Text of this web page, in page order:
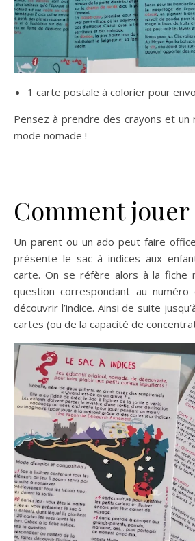
1 carte postale à colorier pour
Pensez à prendre des crayons et un
mode nomade !
Comment jouer
Un parent ou un ado peut faire
présente le sac à indices aux
carte. On se réfère alors à la fiche
question correspondant au
découvrir l’indice. Ainsi de suite
cartes (ou de la capacité de